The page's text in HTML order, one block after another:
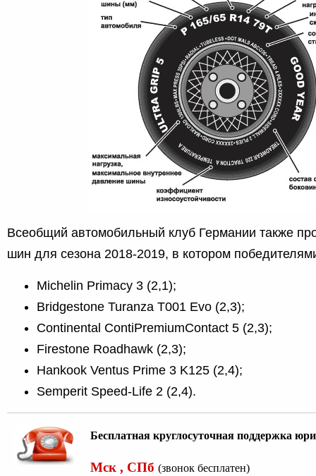
Всеобщий автомобильный клуб Германии также
шин для сезона 2018-2019, в котором
Michelin Primacy 3 (2,1);
Bridgestone Turanza T001 Evo (2,3);
Continental ContiPremiumContact 5 (2,3);
Firestone Roadhawk (2,3);
Hankook Ventus Prime 3 K125 (2,4);
Semperit Speed-Life 2 (2,4).
Бесплатная круглосуточная поддержка
Мск , СПб(звонок бесплатен)